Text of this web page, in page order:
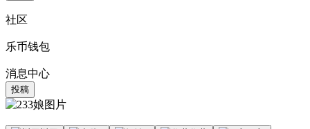
社区
乐币钱包
消息中心
投稿